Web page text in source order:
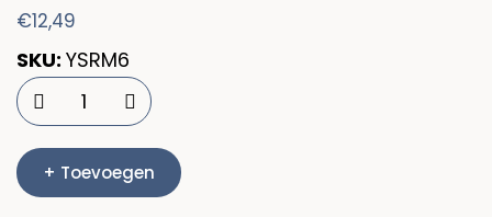
Normale
prijs
€12,49
SKU: YSRM6
+ Toevoegen